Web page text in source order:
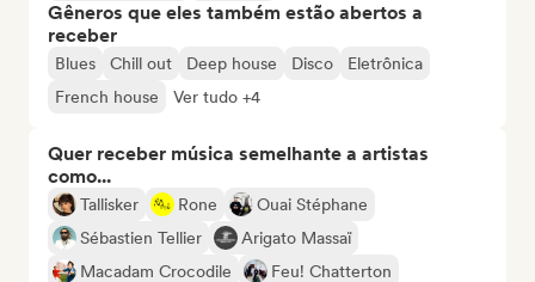
Gêneros que eles também estão abertos a
receber
Blues Chill out Deep house Disco
Eletrônica
French house
Ver tudo +4
Quer receber música semelhante a artistas
como...
Tallisker Rone
Ouai Stéphane
Sébastien Tellier
Arigato Massaï
Macadam Crocodile
Feu! Chatterton